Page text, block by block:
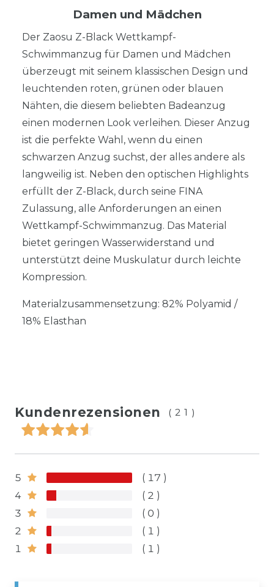
Damen und Mädchen
Der Zaosu Z-Black Wettkampf-
Schwimmanzug für Damen und Mädchen
überzeugt mit seinem klassischen Design und
leuchtenden roten, grünen oder blauen
Nähten, die diesem beliebten Badeanzug
einen modernen Look verleihen. Dieser Anzug
ist die perfekte Wahl, wenn du einen
schwarzen Anzug suchst, der alles andere als
langweilig ist. Neben den optischen Highlights
erfüllt der Z-Black, durch seine FINA
Zulassung, alle Anforderungen an einen
Wettkampf-Schwimmanzug. Das Material
bietet geringen Wasserwiderstand und
unterstützt deine Muskulatur durch leichte
Kompression.
Materialzusammensetzung: 82% Polyamid /
18% Elasthan
Kundenrezensionen (21)
5
17
4
2
3
0
2
1
1
1